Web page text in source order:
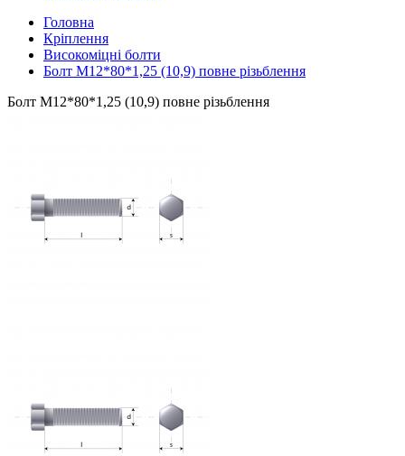
Головна
Кріплення
Високоміцні болти
Болт М12*80*1,25 (10,9) повне різьблення
Болт М12*80*1,25 (10,9) повне різьблення